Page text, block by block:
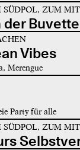
SÜDPOL, ZUM
der Buvette
Vibes
Merengue
Party für alle
SÜDPOL, ZUM